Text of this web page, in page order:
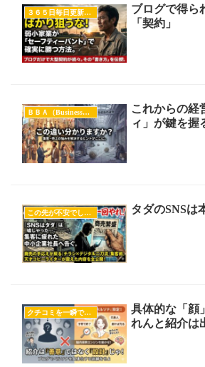
３６５日毎日更新をした人達
ブログで得ら
「契約」
ＢＢＡ（Business Blog Athlete）
これからの経
ィ」が鍵を握
この先が不安でしょうがない タダのSNSは
クチコミを一瞬で起こす方法
具体的な「顔
れんと紹介は